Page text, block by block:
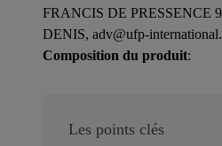
FRANCIS DE PRESSENCE
DENIS, adv@ufp-
Composition du produit:
Les points clés